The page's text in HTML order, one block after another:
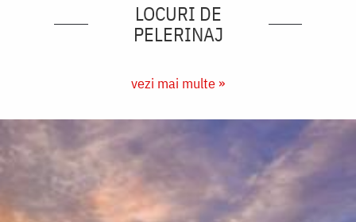
LOCURI DE
PELERINAJ
vezi mai multe »